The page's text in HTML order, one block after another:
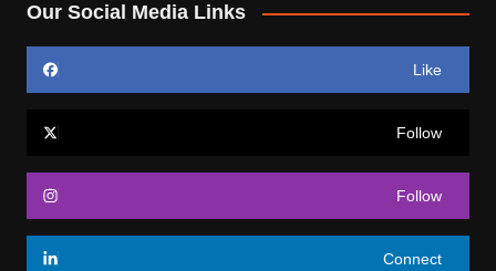
Our Social Media Links
Like
Follow
Follow
Connect